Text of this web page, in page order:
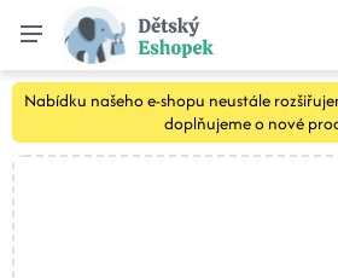
Nabídku našeho e-shopu neustále
doplňujeme o nové